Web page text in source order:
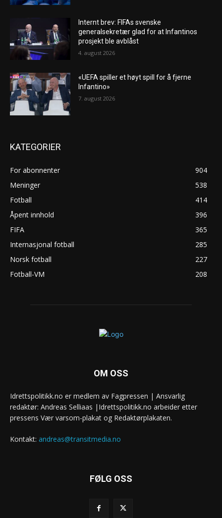
Internt brev: FIFAs svenske
generalsekretær glad for at Infantinos
prosjekt ble avblåst
4. august 2026
«UEFA spiller et høyt spill for å fjerne
Infantino»
7. august 2026
KATEGORIER
For abonnenter
904
Meninger
538
Fotball
414
Åpent innhold
396
FIFA
365
Internasjonal fotball
285
Norsk fotball
227
Fotball-VM
208
OM OSS
Idrettspolitikk.no er medlem av Fagpressen | Ansvarlig
redaktør: Andreas Selliaas |Idrettspolitikk.no arbeider etter
pressens Vær varsom-plakat og Redaktørplakaten.
Kontakt: andreas@transitmedia.no
FØLG OSS